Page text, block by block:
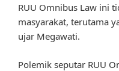
RUU Omnibus Law ini
masyarakat, terutama
ujar Megawati.
Polemik seputar RUU